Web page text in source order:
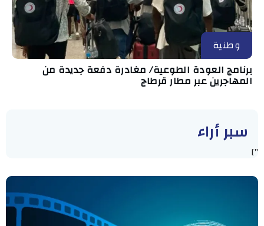
وطنية
برنامج العودة الطوعية/ مغادرة دفعة جديدة من
المهاجرين عبر مطار قرطاج
سبر أراء
"]